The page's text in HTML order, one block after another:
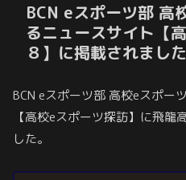
BCN eスポーツ部 高
るニュースサイト【
８】に掲載されました
BCN eスポーツ部 高校eスポー
【高校eスポーツ探訪】に飛龍
した。